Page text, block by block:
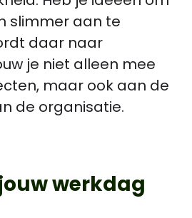
slimmer aan te
daar naar
je niet alleen mee
maar ook aan de
de organisatie.
werkdag